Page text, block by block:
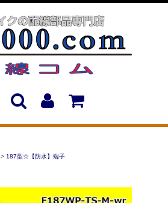
> 187型☆【防水】端子